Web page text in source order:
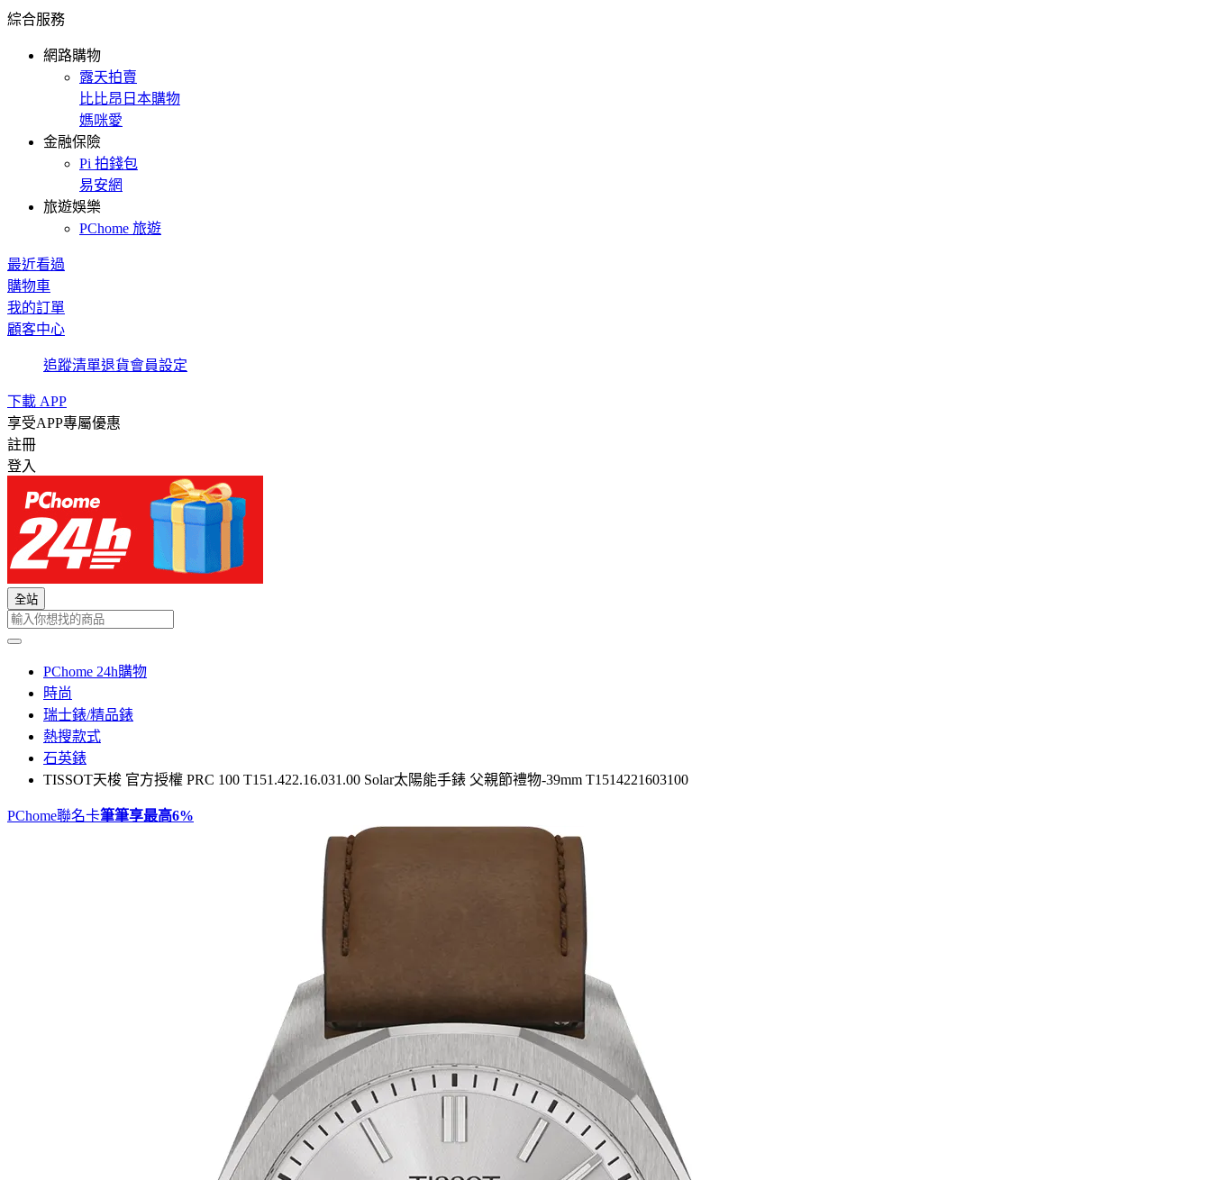
綜合服務
網路購物
露天拍賣
比比昂日本購物
媽咪愛
金融保險
Pi 拍錢包
易安網
旅遊娛樂
PChome 旅遊
最近看過
購物車
我的訂單
顧客中心
追蹤清單退貨會員設定
下載 APP
享受APP專屬優惠
註冊
登入
全站
PChome 24h購物
時尚
瑞士錶/精品錶
熱搜款式
石英錶
TISSOT天梭 官方授權 PRC 100 T151.422.16.031.00 Solar太陽能手錶 父親節禮物-39mm T1514221603100
PChome聯名卡筆筆享最高6%